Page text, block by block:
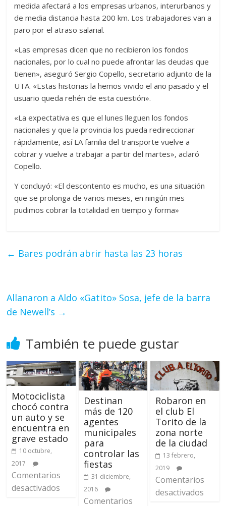
medida afectará a los empresas urbanos, interurbanos y
de media distancia hasta 200 km. Los trabajadores van a
paro por el atraso salarial.
«Las empresas dicen que no recibieron los fondos
nacionales, por lo cual no puede afrontar las deudas que
tienen», aseguró Sergio Copello, secretario adjunto de la
UTA. «Estas historias la hemos vivido el año pasado y el
usuario queda rehén de esta cuestión».
«La expectativa es que el lunes lleguen los fondos
nacionales y que la provincia los pueda redireccionar
rápidamente, así LA familia del transporte vuelve a
cobrar y vuelve a trabajar a partir del martes», aclaró
Copello.
Y concluyó: «El descontento es mucho, es una situación
que se prolonga de varios meses, en ningún mes
pudimos cobrar la totalidad en tiempo y forma»
← Bares podrán abrir hasta las 23 horas
Allanaron a Aldo «Gatito» Sosa, jefe de la barra
de Newell’s →
También te puede gustar
Motociclista
chocó contra
un auto y se
encuentra en
grave estado
10 octubre,
2017
Comentarios
desactivados
Destinan
más de 120
agentes
municipales
para
controlar las
fiestas
31 diciembre,
2016
Comentarios
Robaron en
el club El
Torito de la
zona norte
de la ciudad
13 febrero,
2019
Comentarios
desactivados